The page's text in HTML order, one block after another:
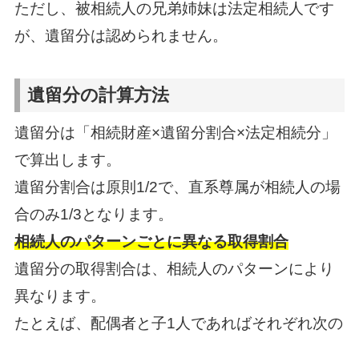
ただし、被相続人の兄弟姉妹は法定相続人です
が、遺留分は認められません。
遺留分の計算方法
遺留分は「相続財産×遺留分割合×法定相続分」
で算出します。
遺留分割合は原則1/2で、直系尊属が相続人の場
合のみ1/3となります。
相続人のパターンごとに異なる取得割合
遺留分の取得割合は、相続人のパターンにより
異なります。
たとえば、配偶者と子1人であればそれぞれ次の